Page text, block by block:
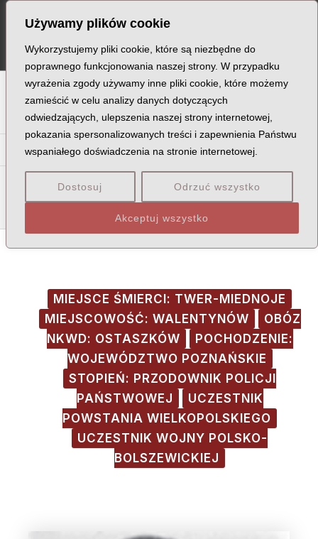
Używamy plików cookie
Wykorzystujemy pliki cookie, które są niezbędne do
poprawnego funkcjonowania naszej strony. W przypadku
wyrażenia zgody używamy inne pliki cookie, które możemy
zamieścić w celu analizy danych dotyczących
odwiedzających, ulepszenia naszej strony internetowej,
pokazania spersonalizowanych treści i zapewnienia Państwu
wspaniałego doświadczenia na stronie internetowej.
Dostosuj Odrzuć wszystko
Akceptuj wszystko
content
B C D E F G H I J K L Ł M
O P Q R S T U V W X Z
Ma Me Mi Mł Mn Mó Mr Mu
Mag Mal Mał Mam
Mas Mat Maz
MIEJSCE ŚMIERCI: TWER-MIEDNOJE
MIEJSCOWOŚĆ: WALENTYNÓW
OBÓZ
NKWD: OSTASZKÓW
POCHODZENIE:
WOJEWÓDZTWO POZNAŃSKIE
STOPIEŃ: PRZODOWNIK POLICJI
PAŃSTWOWEJ
UCZESTNIK
POWSTANIA WIELKOPOLSKIEGO
UCZESTNIK WOJNY POLSKO-
BOLSZEWICKIEJ
navigation